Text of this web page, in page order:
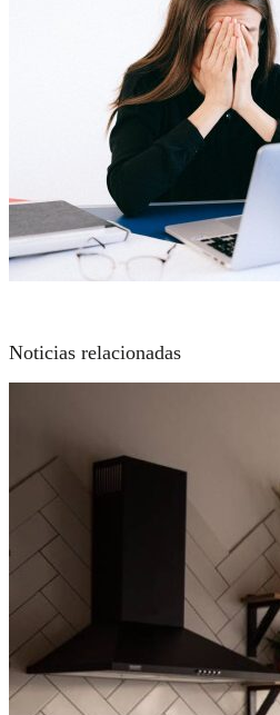
Noticias relacionadas